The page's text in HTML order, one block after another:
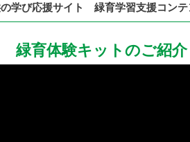
学び応援サイト 緑育学習支援コンテ
緑育体験キットのご紹介